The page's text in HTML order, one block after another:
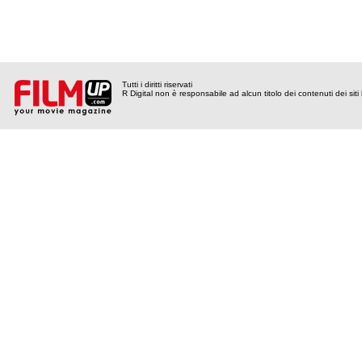
Tutti i diritti riservati
R Digital non è responsabile ad alcun titolo dei contenuti dei siti